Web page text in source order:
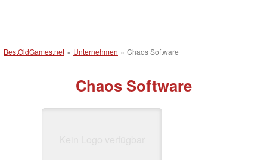
BestOldGames.net » Unternehmen » Chaos Software
Chaos Software